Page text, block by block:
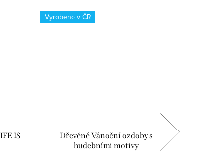
IS
Vyrobeno v ČR
Dřevěné Vánoční ozdoby s
hudebními motivy